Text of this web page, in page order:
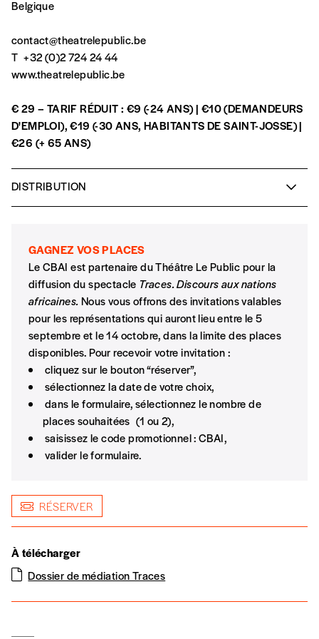
Les mots de passe ne correspondent pas
INSCRIPTION
Abonnement
1 an = 5 numéros
20€*/an
*Prix indicatif, frais de port inclus
*Prix indicatif, frais de port inclus
Je m'abonne à l'Imag
Format papier (livraison uniquement en
Format numérique
Je commande au numéro
Édition papier (livraison en Belgique
Quantité
AJOUTER
Belgique
contact@theatrelepublic.be
T +32 (0)2 724 24 44
www.theatrelepublic.be
€ 29 – TARIF RÉDUIT : €9 (-24 ANS) | €10 (DEMANDEURS
D'EMPLOI), €19 (-30 ANS, HABITANTS DE SAINT-JOSSE) |
€26 (+ 65 ANS)
DISTRIBUTION
Texte :Falwine Sarr
Avec Etienne Minoungou et Simon Winsé (musicien)
Regard extérieur :
Aristide Tarnagda
Lumière : Rémy Brans
Emmanuel Toe
Création musicale :
Simon Winsé
Production :
Théâtre de Namur
Coproduction :
Festival Les Récréatrales– Ouagadougou
Festival Africologne et Théâtre Le Public
Avec le soutien de laFondation Von Brochowski Sud-Nord.
Diffusion : L
a Charge du Rhinocéros
GAGNEZ VOS PLACES
Le CBAI est partenaire du Théâtre Le Public pour la
diffusion du spectacle Traces. Discours aux nations
africaines. Nous vous offrons des invitations valables
pour les représentations qui auront lieu entre le 5
septembre et le 14 octobre, dans la limite des places
disponibles. Pour recevoir votre invitation :
cliquez sur le bouton “réserver”,
sélectionnez la date de votre choix,
dans le formulaire, sélectionnez le nombre de
places souhaitées (1 ou 2),
saisissez le code promotionnel : CBAI,
valider le formulaire.
RÉSERVER
À télécharger
Dossier de médiation Traces